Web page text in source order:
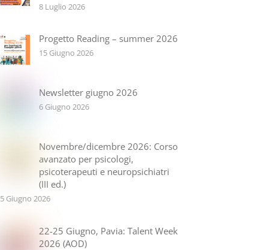
8 Luglio 2026
Progetto Reading – summer 2026
15 Giugno 2026
Newsletter giugno 2026
6 Giugno 2026
Novembre/dicembre 2026: Corso
avanzato per psicologi,
psicoterapeuti e neuropsichiatri
(III ed.)
5 Giugno 2026
22-25 Giugno, Pavia: Talent Week
2026 (AOD)